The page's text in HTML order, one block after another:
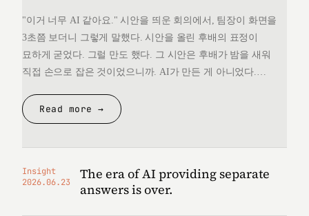
"이거 너무 AI 같아요." 시안을 띄운 회의에서, 팀장이 화면을
3초쯤 보더니 그렇게 말했다. 시안을 올린 후배의 표정이
묘하게 굳었다. 그럴 만도 했다. 그 시안은 후배가 밤을 새워
직접 손으로 잡은 것이었으니까. AI가 만든 게 아니었다.
것을 변호할 언어를 끝내 찾지 못했다. 돌아오는 길에
생각했다. 대체 "AI 같다"는…
Read more →
Insight
2026.06.23
The era of AI providing separate
answers is over.